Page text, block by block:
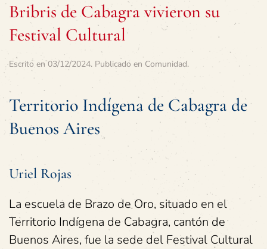
Bribris de Cabagra vivieron su
Festival Cultural
Escrito en03/12/2024. Publicado en Comunidad.
Territorio Indígena de Cabagra de
Buenos Aires
Uriel Rojas
La escuela de Brazo de Oro, situado en el
Territorio Indígena de Cabagra, cantón de
Buenos Aires, fue la sede del Festival Cultural